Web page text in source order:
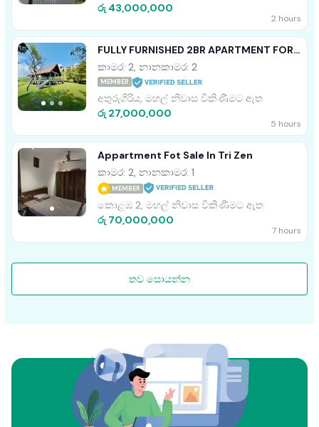
රු 43,000,000
2 hours
FULLY FURNISHED 2BR APARTMENT FOR
SALE IN ARIYANA RESORT ATHURUGIRIYA
කාමර: 2, නානකාමර: 2
MEMBER
අතුරුගිරිය, මහල් නිවාස විකිණීමට ඇත
රු 27,000,000
5 hours
Appartment Fot Sale In Tri Zen
කාමර: 2, නානකාමර: 1
MEMBER
කොළඹ 2, මහල් නිවාස විකිණීමට ඇත
රු 70,000,000
7 hours
තව සොයන්න